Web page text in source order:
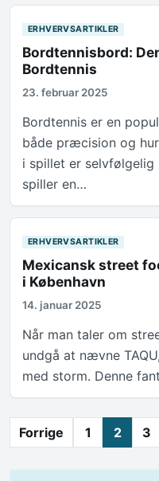
ERHVERVSARTIKLER
Bordtennisbord:
Bordtennis
23. februar 2025
Bordtennis er en
både præcision og
i spillet er
spiller en…
ERHVERVSARTIKLER
Mexicansk street
i København
14. januar 2025
Når man taler om
undgå at nævne
med storm. Denne
Indlægsinddeling
Forrige 1 2 3